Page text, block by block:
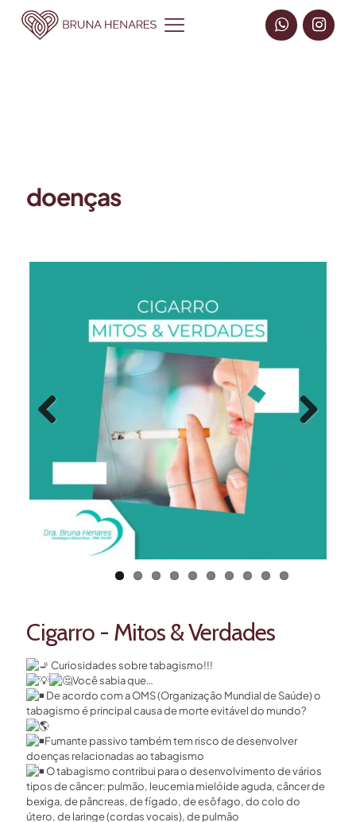
doenças
Cigarro - Mitos & Verdades
Curiosidades sobre tabagismo!!!
Você sabia que…
De acordo com a OMS (Organização Mundial de Saúde) o
tabagismo é principal causa de morte evitável do mundo?
Fumante passivo também tem risco de desenvolver
doenças relacionadas ao tabagismo
O tabagismo contribui para o desenvolvimento de vários
tipos de câncer: pulmão, leucemia mielóide aguda, câncer de
bexiga, de pâncreas, de fígado, de esôfago, do colo do
útero, de laringe (cordas vocais), de pulmão